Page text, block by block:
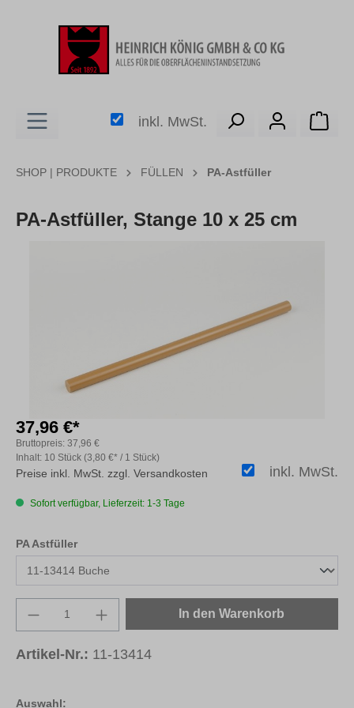
inkl. MwSt.
SHOP | PRODUKTE FÜLLEN PA-Astfüller
PA-Astfüller, Stange 10 x 25 cm
Auswahl:
37,96 €*
Inhalt: 10 Stück (3,80 €* / 1 Stück)
Bruttopreis: 37,96 €
inkl. MwSt.
Preise inkl. MwSt. zzgl. Versandkosten
Sofort verfügbar, Lieferzeit: 1-3 Tage
PA Astfüllerauswählen
Produkt Anzahl: Gib den gewünschten
In den Warenkorb
Artikel-Nr.: 11-13414